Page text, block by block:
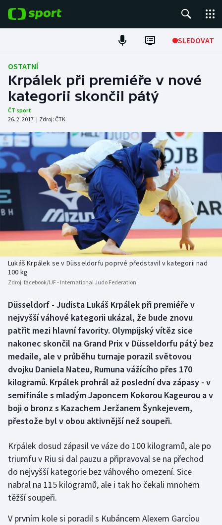
SLEDOVAT
Fotbal
Hokej
Tenis
Atletika
Cyklistika
DALŠÍ SPORTY
Americký fotbal
Baseball a softbal
Biatlon
Boby a skeleton
Box
Curling
Dostihy
Florbal
Futsal
Golf
Gymnastika
Házená
Jezdectví
NEPŘEHLÉDNĚTE
Soutěže
Historické návraty
Aplikace ČT sport
AZ kvíz
OSTATNÍ
Krpálek při premiéře v nové
kategorii skončil pátý
ČT sport
26. 2. 2017 | Zdroj: ČTK
Lukáš Krpálek se v Düsseldorfu poprvé představil v kategorii nad
100 kg
Zdroj: facebook/IJF - International Judo Federation
Düsseldorf - Judista Lukáš Krpálek při premiéře v
nejvyšší váhové kategorii ukázal, že bude znovu
patřit mezi hlavní favority. Olympijský vítěz sice
nakonec skončil na Grand Prix v Düsseldorfu pátý bez
medaile, ale v průběhu turnaje porazil světovou
dvojku Daniela Nateu, Rumuna vážícího přes 170
kilogramů. Krpálek prohrál až poslední dva zápasy - v
semifinále s mladým Japoncem Kokorou Kageurou a v
boji o bronz s Kazachem Jeržanem Šynkejevem,
přestože byl v obou aktivnější než soupeři.
Krpálek dosud zápasil ve váze do 100 kilogramů, ale po
triumfu v Riu si dal pauzu a připravoval se na přechod
do nejvyšší kategorie bez váhového omezení. Sice
nabral na 115 kilogramů, ale i tak ho čekali mnohem
těžší soupeři.
V prvním kole si poradil s Kubáncem Alexem Garcíou